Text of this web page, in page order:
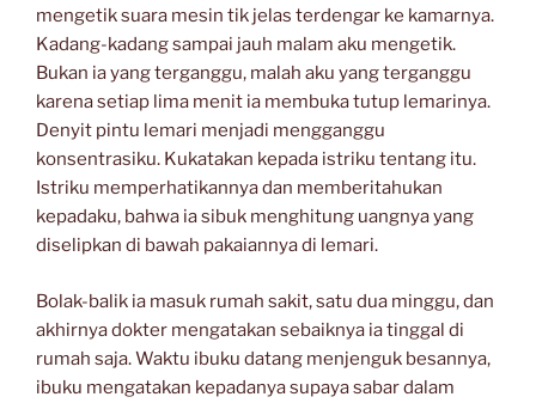
mengetik suara mesin tik jelas terdengar ke kamarnya.
Kadang-kadang sampai jauh malam aku mengetik.
Bukan ia yang terganggu, malah aku yang terganggu
karena setiap lima menit ia membuka tutup lemarinya.
Denyit pintu lemari menjadi mengganggu
konsentrasiku. Kukatakan kepada istriku tentang itu.
Istriku memperhatikannya dan memberitahukan
kepadaku, bahwa ia sibuk menghitung uangnya yang
diselipkan di bawah pakaiannya di lemari.
Bolak-balik ia masuk rumah sakit, satu dua minggu, dan
akhirnya dokter mengatakan sebaiknya ia tinggal di
rumah saja. Waktu ibuku datang menjenguk besannya,
ibuku mengatakan kepadanya supaya sabar dalam